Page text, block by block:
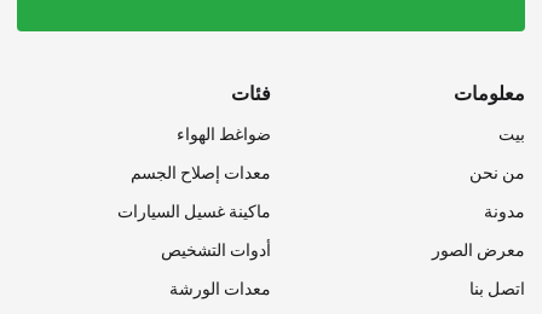
معلومات
بيت
من نحن
مدونة
معرض الصور
اتصل بنا
فئات
ضواغط الهواء
معدات إصلاح الجسم
ماكينة غسيل السيارات
أدوات التشخيص
معدات الورشة